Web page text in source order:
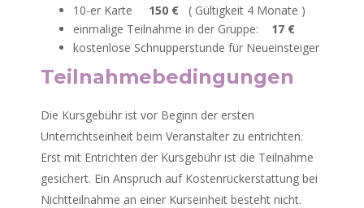
10-er Karte 150 € ( Gültigkeit 4 Monate )
einmalige Teilnahme in der Gruppe: 17 €
kostenlose Schnupperstunde für Neueinsteiger
Teilnahmebedingungen
Die Kursgebühr ist vor Beginn der ersten
Unterrichtseinheit beim Veranstalter zu entrichten.
Erst mit Entrichten der Kursgebühr ist die Teilnahme
gesichert. Ein Anspruch auf Kostenrückerstattung bei
Nichtteilnahme an einer Kurseinheit besteht nicht.